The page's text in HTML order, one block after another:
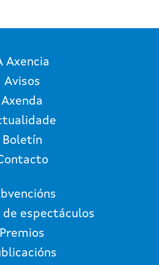
Axencia
Avisos
Axenda
Boletín
espectáculos
Premios